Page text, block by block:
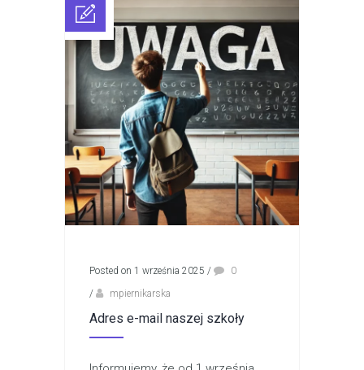
Posted on 1 września 2025 /
0
/
mpiernikarska
Adres e-mail naszej szkoły